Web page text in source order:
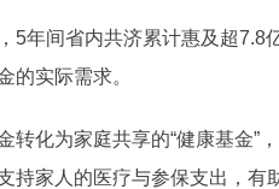
年间省内共济累计惠及超7.8
的实际需求。
化为家庭共享的“健康基金”
持家人的医疗与参保支出，有